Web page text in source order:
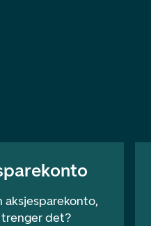
aksjesparekonto,
det?